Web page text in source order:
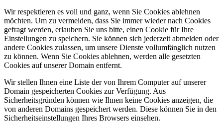
Wir respektieren es voll und ganz, wenn Sie Cookies ablehnen
möchten. Um zu vermeiden, dass Sie immer wieder nach Cookies
gefragt werden, erlauben Sie uns bitte, einen Cookie für Ihre
Einstellungen zu speichern. Sie können sich jederzeit abmelden oder
andere Cookies zulassen, um unsere Dienste vollumfänglich nutzen
zu können. Wenn Sie Cookies ablehnen, werden alle gesetzten
Cookies auf unserer Domain entfernt.
Wir stellen Ihnen eine Liste der von Ihrem Computer auf unserer
Domain gespeicherten Cookies zur Verfügung. Aus
Sicherheitsgründen können wie Ihnen keine Cookies anzeigen, die
von anderen Domains gespeichert werden. Diese können Sie in den
Sicherheitseinstellungen Ihres Browsers einsehen.